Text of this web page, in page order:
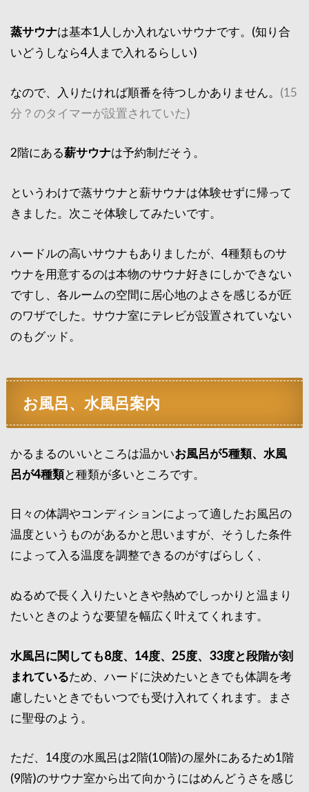
蒸サウナは基本1人しか入れないサウナです。(知り合
いどうしなら4人まで入れるらしい)
なので、入りたければ順番を待つしかありません。 (15
分？のタイマーが設置されていた)
2階にある薪サウナは予約制だそう。
というわけで蒸サウナと薪サウナは体験せずに帰って
きました。次こそ体験してみたいです。
ハードルの高いサウナもありましたが、4種類ものサ
ウナを用意するのは本物のサウナ好きにしかできない
ですし、各ルームの空間に居心地のよさを感じるが匠
のワザでした。サウナ室にテレビが設置されていない
のもグッド。
お風呂、水風呂案内
かるまるのいいところは温かいお風呂が5種類、水風
呂が4種類と種類が多いところです。
日々の体調やコンディションによって適したお風呂の
温度というものがあるかと思いますが、そうした条件
によって入る温度を調整できるのがすばらしく、
ぬるめで長く入りたいときや熱めでしっかりと温まり
たいときのような要望を幅広く叶えてくれます。
水風呂に関しても8度、14度、25度、33度と段階が刻
まれているため、ハードに決めたいときでも体調を考
慮したいときでもいつでも受け入れてくれます。まさ
に聖母のよう。
ただ、14度の水風呂は2階(10階)の屋外にあるため1階
(9階)のサウナ室から出て向かうにはめんどうさを感じ